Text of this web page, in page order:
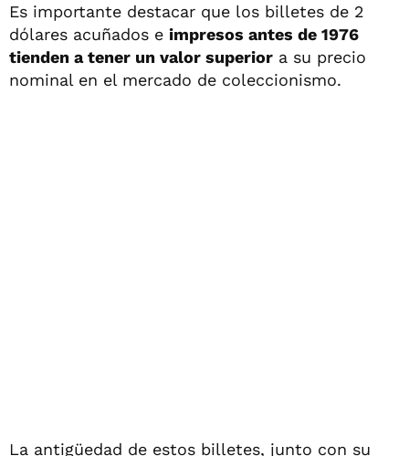
Es importante destacar que los billetes de 2
dólares acuñados e impresos antes de 1976
tienden a tener un valor superior a su precio
nominal en el mercado de coleccionismo.
La antigüedad de estos billetes, junto con su